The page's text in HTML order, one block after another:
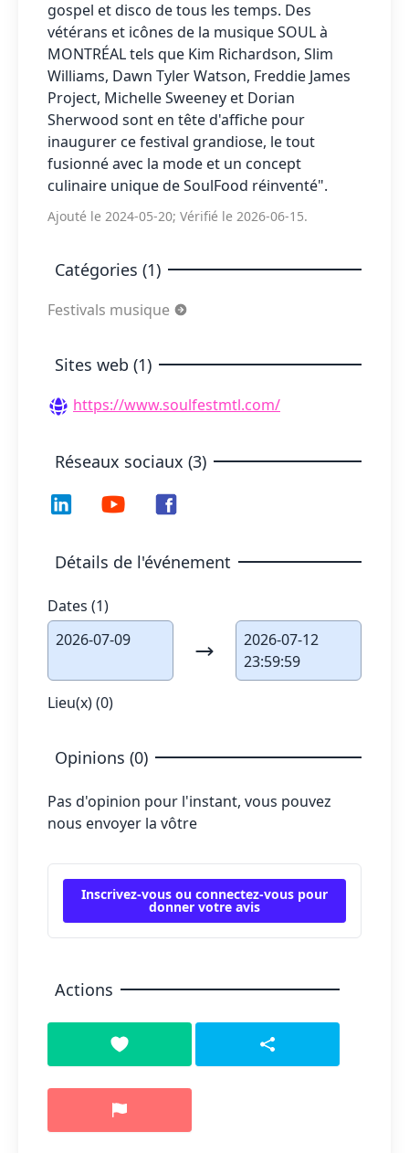
gospel et disco de tous les temps. Des
vétérans et icônes de la musique SOUL à
MONTRÉAL tels que Kim Richardson, Slim
Williams, Dawn Tyler Watson, Freddie James
Project, Michelle Sweeney et Dorian
Sherwood sont en tête d'affiche pour
inaugurer ce festival grandiose, le tout
fusionné avec la mode et un concept
culinaire unique de SoulFood réinventé".
Ajouté le 2024-05-20; Vérifié le 2026-06-15.
Catégories (1)
Festivals musique
Sites web (1)
https://www.soulfestmtl.com/
Réseaux sociaux (3)
Détails de l'événement
Dates (1)
2026-07-09
2026-07-12
23:59:59
Lieu(x) (0)
Opinions (0)
Pas d'opinion pour l'instant, vous pouvez
nous envoyer la vôtre
Inscrivez-vous ou connectez-vous pour
donner votre avis
Actions